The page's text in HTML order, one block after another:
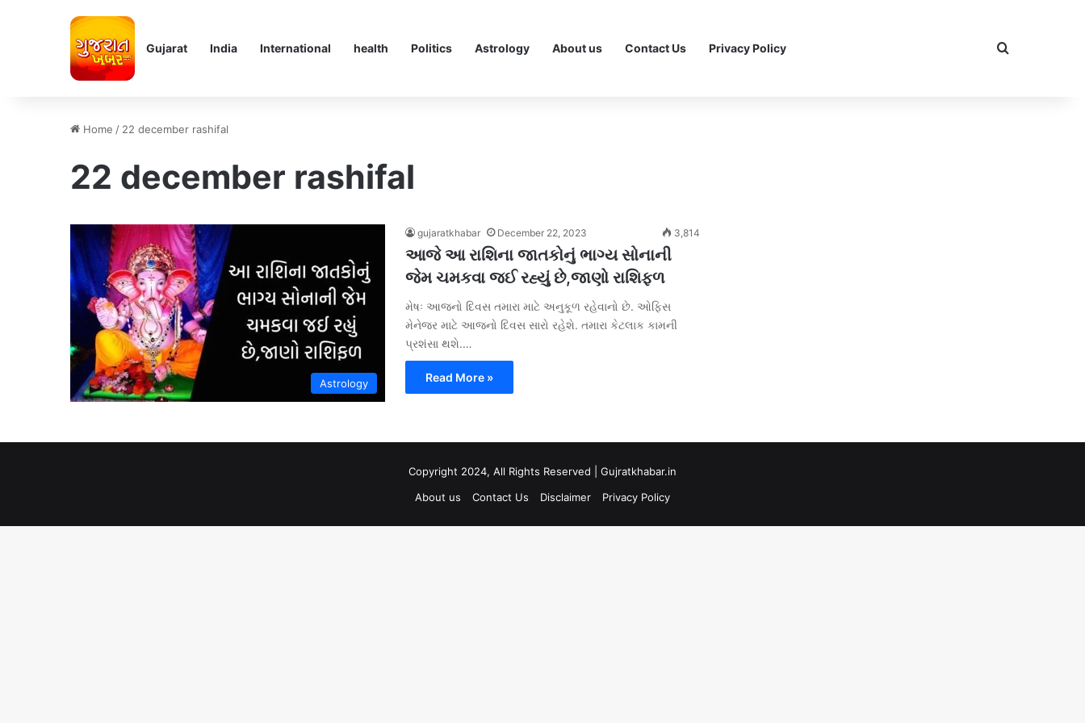
Gujarat India International health Politics Astrology About us Contact Us Privacy Policy Search for
Home / 22 december rashifal
22 december rashifal
Astrology
gujaratkhabar December 22, 2023 3,814
આજે આ રાશિના જાતકોનું ભાગ્ય સોનાની
જેમ ચમકવા જઈ રહ્યું છે,જાણો રાશિફળ
મેષઃ આજનો દિવસ તમારા માટે અનુકૂળ રહેવાનો છે. ઓફિસ
મેનેજર માટે આજનો દિવસ સારો રહેશે. તમારા કેટલાક કામની
પ્રશંસા થશે.…
Read More »
Copyright 2024, All Rights Reserved | Gujratkhabar.in
About us
Contact Us Disclaimer Privacy Policy